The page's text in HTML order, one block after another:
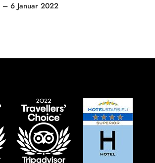
– 6 Januar 2022